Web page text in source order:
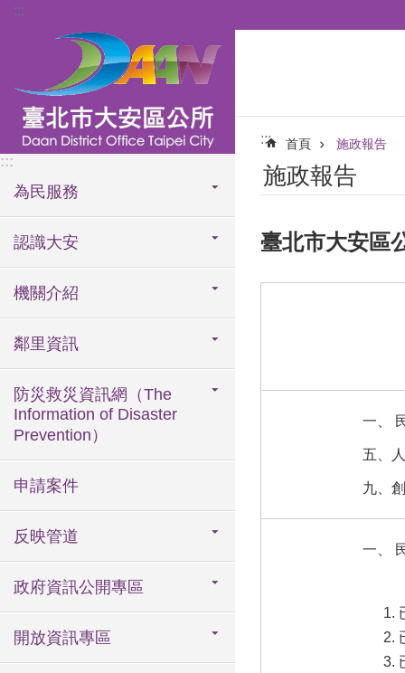
跳到主要內容區塊
:::
:::
為民服務
認識大安
機關介紹
鄰里資訊
防災救災資訊網（The
Information of Disaster
Prevention）
申請案件
反映管道
政府資訊公開專區
開放資訊專區
::: 首頁 施政報告
施政報告
臺北市大安區
一、
五、
九、
一、